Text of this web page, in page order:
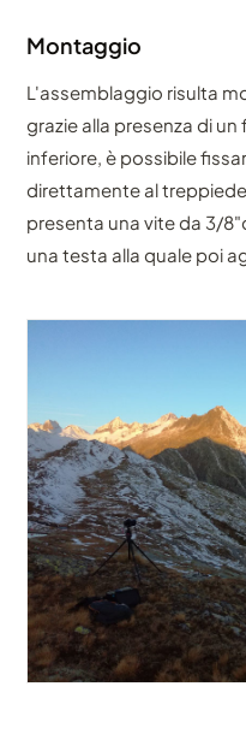
Montaggio
L'assemblaggio risulta
grazie alla presenza di
inferiore, è possibile
direttamente al
presenta una vite da 3/
una testa alla quale poi